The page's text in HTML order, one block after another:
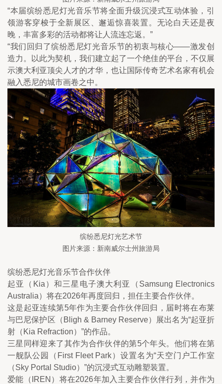
“本届缤纷悉尼灯光音乐节将全面升级沉浸式互动体验，引
领游客穿梭于全新展区、邂逅惊喜装置。无论白天还是夜
晚，丰富多彩的活动都将让人流连忘返。”
“我们回归了缤纷悉尼灯光音乐节的初衷与核心——激发创
造力。以此为契机，我们建立起了一个绝佳的平台，不仅展
示澳大利亚顶尖人才的才华，也让国际传奇艺术名家有机会
融入悉尼的城市画卷之中。
缤纷悉尼灯光艺术节
图片来源：新南威尔士州旅游局
缤纷悉尼灯光音乐节合作伙伴
起亚（Kia）和三星电子澳大利亚（Samsung Electronics
Australia）将在2026年再度回归，担任主要合作伙伴。
这是起亚连续第5年作为主要合作伙伴回归，届时将在布莱
与巴尼保护区（Bligh & Barney Reserve）展出名为“起亚折
射（Kia Refraction）”的作品。
三星同样迎来了其作为合作伙伴的第5个年头。他们将在第
一舰队公园（First Fleet Park）设置名为“天空门户工作室
（Sky Portal Studio）”的沉浸式互动雕塑装置。
爱能（IREN）将在2026年加入主要合作伙伴行列，并作为